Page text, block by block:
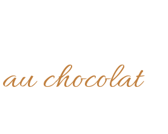
chocolat